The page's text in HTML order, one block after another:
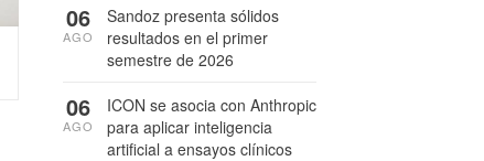
Sandoz presenta sólidos
resultados en el primer
semestre de 2026
06
AGO
ICON se asocia con Anthropic
para aplicar inteligencia
artificial a ensayos clínicos
06
AGO